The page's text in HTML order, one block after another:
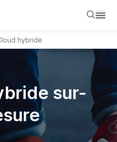
hybride
sur-